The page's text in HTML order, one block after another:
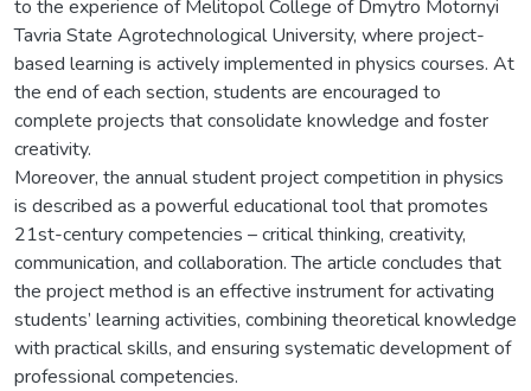
to the experience of Melitopol College of Dmytro Motornyi
Tavria State Agrotechnological University, where project-
based learning is actively implemented in physics courses. At
the end of each section, students are encouraged to
complete projects that consolidate knowledge and foster
creativity.
Moreover, the annual student project competition in physics
is described as a powerful educational tool that promotes
21st-century competencies – critical thinking, creativity,
communication, and collaboration. The article concludes that
the project method is an effective instrument for activating
students’ learning activities, combining theoretical knowledge
with practical skills, and ensuring systematic development of
professional competencies.